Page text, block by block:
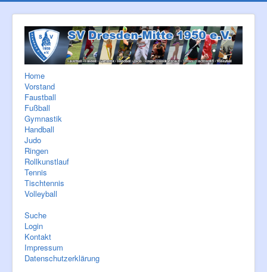
Home
Vorstand
Faustball
Fußball
Gymnastik
Handball
Judo
Ringen
Rollkunstlauf
Tennis
Tischtennis
Volleyball
Suche
Login
Kontakt
Impressum
Datenschutzerklärung